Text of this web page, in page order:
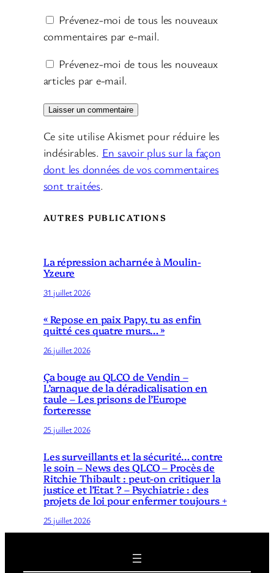
Prévenez-moi de tous les nouveaux
commentaires par e-mail.
Prévenez-moi de tous les nouveaux
articles par e-mail.
Ce site utilise Akismet pour réduire les
indésirables. En savoir plus sur la façon
dont les données de vos commentaires
sont traitées.
AUTRES PUBLICATIONS
La répression acharnée à Moulin-
Yzeure
31 juillet 2026
« Repose en paix Papy, tu as enfin
quitté ces quatre murs… »
26 juillet 2026
Ça bouge au QLCO de Vendin –
L’arnaque de la déradicalisation en
taule – Les prisons de l’Europe
forteresse
25 juillet 2026
Les surveillants et la sécurité… contre
le soin – News des QLCO – Procès de
Ritchie Thibault : peut-on critiquer la
justice et l’Etat ? – Psychiatrie : des
projets de loi pour enfermer toujours +
25 juillet 2026